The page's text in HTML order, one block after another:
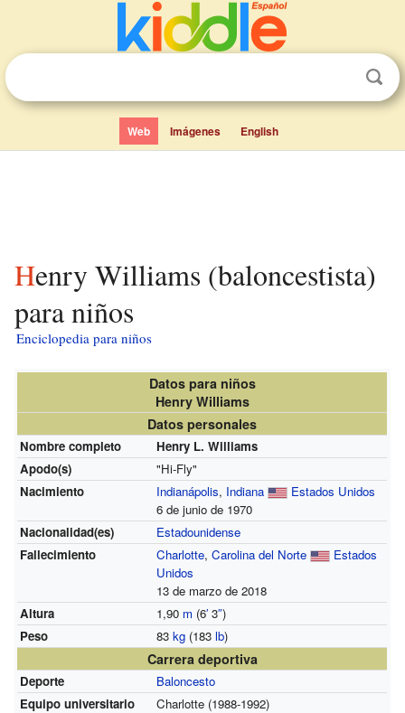
Web Imágenes English
Henry Williams (baloncestista)
para niños
Enciclopedia para niños
Datos para niños
Henry Williams
Datos personales
Nombre completo
Henry L. Williams
Apodo(s)
"Hi-Fly"
Nacimiento
Indianápolis, Indiana
Estados Unidos
6 de junio de 1970
Nacionalidad(es)
Estadounidense
Fallecimiento
Charlotte, Carolina del Norte
Estados
Unidos
13 de marzo de 2018
Altura
1,90 m (6′3″)
Peso
83 kg(183 lb)
Carrera deportiva
Deporte
Baloncesto
Equipo universitario
Charlotte (1988-1992)